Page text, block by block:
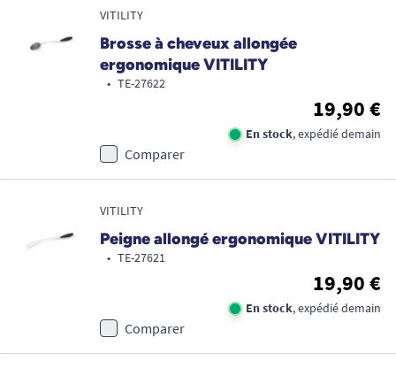
VITILITY
Brosse à cheveux allongée
ergonomique VITILITY
• TE-27622
19,90 €
En stock, expédié demain
Comparer
VITILITY
Peigne allongé ergonomique VITILITY
• TE-27621
19,90 €
En stock, expédié demain
Comparer